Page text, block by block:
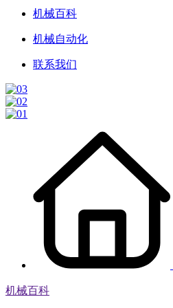
机械百科
机械自动化
联系我们
机械百科